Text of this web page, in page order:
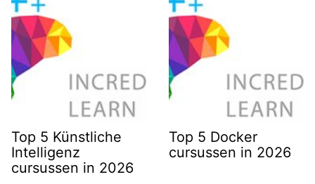
Top 5 Künstliche
Intelligenz
cursussen in 2026
Top 5 Docker
cursussen in 2026